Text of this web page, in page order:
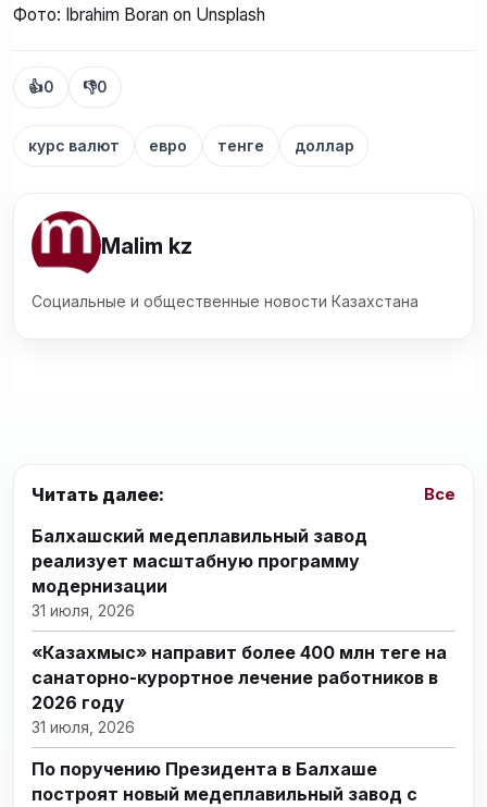
Фото: Ibrahim Boran on Unsplash
👍0 👎0
курс валют евро тенге доллар
Malim kz
Социальные и общественные новости Казахстана
Читать далее: Все
Балхашский медеплавильный завод
реализует масштабную программу
модернизации
31 июля, 2026
«Казахмыс» направит более 400 млн теңге на
санаторно-курортное лечение работников в
2026 году
31 июля, 2026
По поручению Президента в Балхаше
построят новый медеплавильный завод с